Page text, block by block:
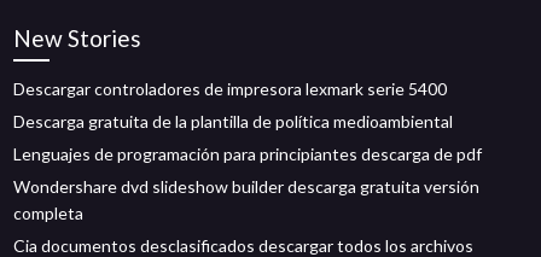
New Stories
Descargar controladores de impresora lexmark serie 5400
Descarga gratuita de la plantilla de política medioambiental
Lenguajes de programación para principiantes descarga de pdf
Wondershare dvd slideshow builder descarga gratuita versión
completa
Cia documentos desclasificados descargar todos los archivos